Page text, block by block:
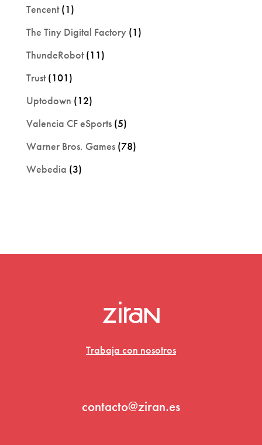
Tencent(1)
The Tiny Digital Factory(1)
ThundeRobot(11)
Trust(101)
Uptodown (12)
Valencia CF eSports(5)
Warner Bros. Games(78)
Webedia (3)
Trabaja con nosotros
contacto@ziran.es